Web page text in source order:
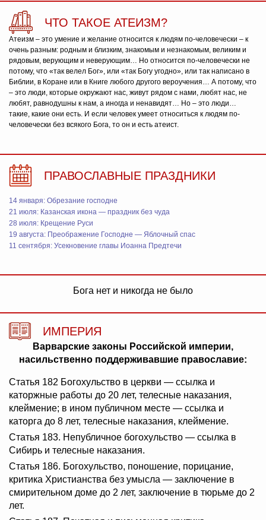
ЧТО ТАКОЕ АТЕИЗМ?
Атеизм – это умение и желание относится к людям по-человечески – к
очень разным: родным и близким, знакомым и незнакомым, великим и
рядовым, верующим и неверующим… Но относится по-человечески не
потому, что «так велел Бог», или «так Богу угодно», или так написано в
Библии, в Коране или в Книге любого другого вероучения… А потому, что
– это люди, которые окружают нас, живут рядом с нами, любят нас, не
любят, равнодушны к нам, а иногда и ненавидят… Но – это люди…
такие, какие они есть. И если человек умеет относиться к людям по-
человечески без всякого Бога, то он и есть атеист.
ПРАВОСЛАВНЫЕ ПРАЗДНИКИ
14 января: Обрезание господне
21 июля: Казанская икона — праздник без чуда
28 июля: Крещение Руси
19 августа: Преображение Господне — Яблочный спас
11 сентября: Усекновение главы Иоанна Предтечи
Бога нет и никогда не было
ИМПЕРИЯ
Варварские законы Российской империи,
насильственно поддерживавшие православие:
Статья 182 Богохульство в церкви — ссылка и
каторжные работы до 20 лет, телесные наказания,
клеймение; в ином публичном месте — ссылка и
каторга до 8 лет, телесные наказания, клеймение.
Статья 183. Непубличное богохульство — ссылка в
Сибирь и телесные наказания.
Статья 186. Богохульство, поношение, порицание,
критика Христианства без умысла — заключение в
смирительном доме до 2 лет, заключение в тюрьме до 2
лет.